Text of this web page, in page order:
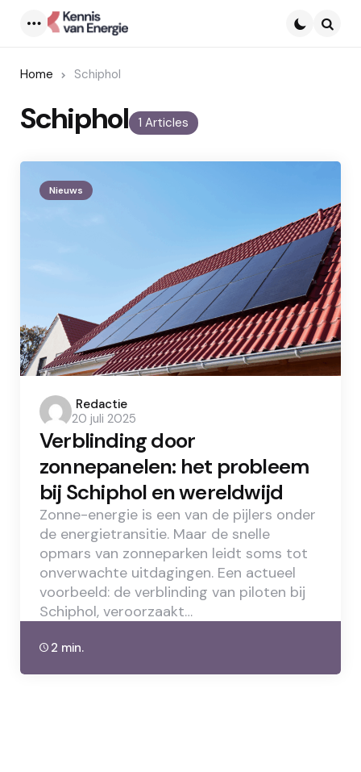
Home Schiphol
1 Articles
Schiphol
Nieuws
Posted
by
Redactie
20 juli 2025
Verblinding door
zonnepanelen: het probleem
bij Schiphol en wereldwijd
Zonne-energie is een van de pijlers onder
de energietransitie. Maar de snelle
opmars van zonneparken leidt soms tot
onverwachte uitdagingen. Een actueel
voorbeeld: de verblinding van piloten bij
Schiphol, veroorzaakt…
2 min.